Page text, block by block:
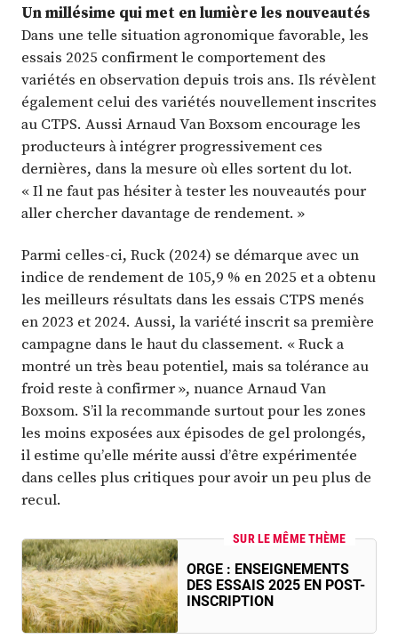
Un millésime qui met en lumière les nouveautés
Dans une telle situation agronomique favorable, les
essais 2025 confirment le comportement des
variétés en observation depuis trois ans. Ils révèlent
également celui des variétés nouvellement inscrites
au CTPS. Aussi Arnaud Van Boxsom encourage les
producteurs à intégrer progressivement ces
dernières, dans la mesure où elles sortent du lot.
« Il ne faut pas hésiter à tester les nouveautés pour
aller chercher davantage de rendement. »
Parmi celles-ci, Ruck (2024) se démarque avec un
indice de rendement de 105,9 % en 2025 et a obtenu
les meilleurs résultats dans les essais CTPS menés
en 2023 et 2024. Aussi, la variété inscrit sa première
campagne dans le haut du classement. « Ruck a
montré un très beau potentiel, mais sa tolérance au
froid reste à confirmer », nuance Arnaud Van
Boxsom. S’il la recommande surtout pour les zones
les moins exposées aux épisodes de gel prolongés,
il estime qu’elle mérite aussi d’être expérimentée
dans celles plus critiques pour avoir un peu plus de
recul.
SUR LE MÊME THÈME
ORGE : ENSEIGNEMENTS
DES ESSAIS 2025 EN POST-
INSCRIPTION